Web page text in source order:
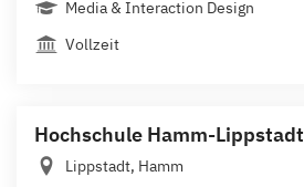
Media & Interaction Design
Vollzeit
Hochschule Hamm-Lippstadt
Lippstadt, Hamm